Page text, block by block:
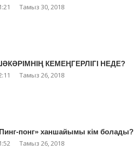
Тамыз 30, 2018
КЕМЕҢГЕРЛІГІ НЕДЕ?
Тамыз 26, 2018
понг» ханшайымы кім болады?
Тамыз 26, 2018